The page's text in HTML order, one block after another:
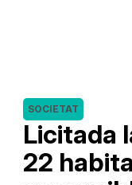
Licitada
22
SOCIETAT